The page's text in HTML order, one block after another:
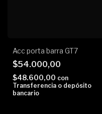
Acc porta barra GT7
$54.000,00
$48.600,00 con
Transferencia o depósito
bancario